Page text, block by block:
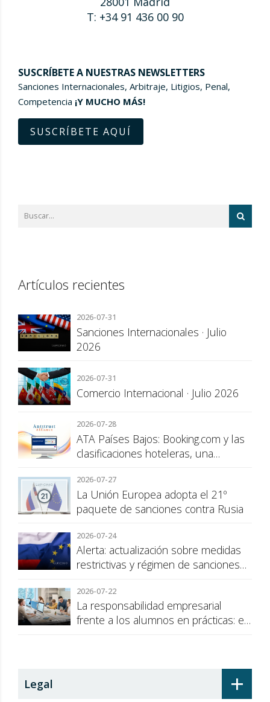
T: +34 91 436 00 90
SUSCRÍBETE A NUESTRAS NEWSLETTERS
Sanciones Internacionales, Arbitraje, Litigios, Penal,
Competencia ¡Y MUCHO MÁS!
SUSCRÍBETE AQUÍ
Artículos recientes
2026-07-31
Sanciones Internacionales · Julio
2026
2026-07-31
Comercio Internacional · Julio 2026
2026-07-28
ATA Países Bajos: Booking.com y las
clasificaciones hoteleras, una
consumidor
2026-07-27
La Unión Europea adopta el 21º
paquete de sanciones contra Rusia
2026-07-24
Alerta: actualización sobre medidas
restrictivas y régimen de sanciones
2026-07-22
La responsabilidad empresarial
frente a los alumnos en prácticas: el
+
Legal